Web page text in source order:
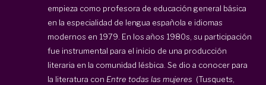
empieza como profesora de educación general básica
en la especialidad de lengua española e idiomas
modernos en 1979. En los años 1980s, su participación
fue instrumental para el inicio de una producción
literaria en la comunidad lésbica. Se dio a conocer para
la literatura con Entre todas las mujeres (Tusquets,